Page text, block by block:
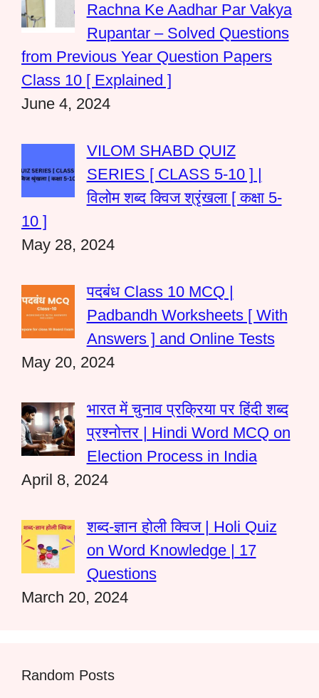
Rachna Ke Aadhar Par Vakya
Rupantar – Solved Questions
from Previous Year Question Papers
Class 10 [ Explained ]
June 4, 2024
VILOM SHABD QUIZ
SERIES [ CLASS 5-10 ] |
विलोम शब्द क्विज श्रृंखला [ कक्षा 5-
10 ]
May 28, 2024
पदबंध Class 10 MCQ |
Padbandh Worksheets [ With
Answers ] and Online Tests
May 20, 2024
भारत में चुनाव प्रक्रिया पर हिंदी शब्द
प्रश्नोत्तर | Hindi Word MCQ on
Election Process in India
April 8, 2024
शब्द-ज्ञान होली क्विज | Holi Quiz
on Word Knowledge | 17
Questions
March 20, 2024
Random Posts